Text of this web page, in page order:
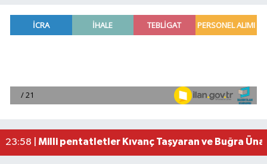
00:39 |
Mersin'de uyuşturucu operasyonunda 190
23:58 | Milli pentatletler Kıvanç Taşyaran ve Buğra